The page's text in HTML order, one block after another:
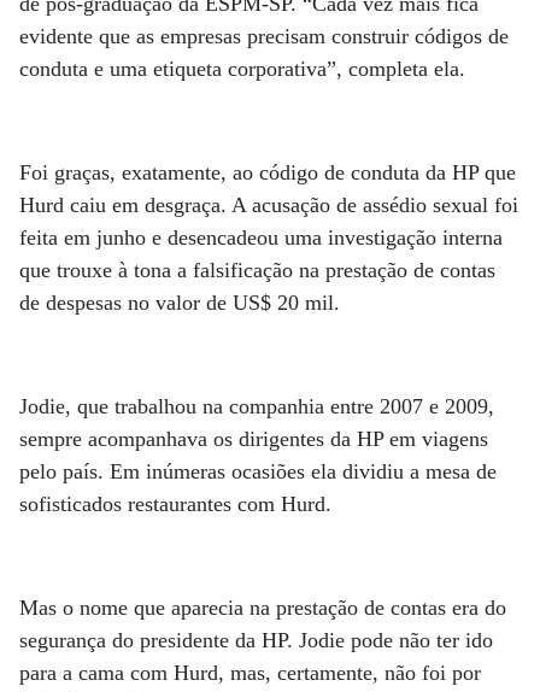
evidente que as empresas precisam construir códigos de
conduta e uma etiqueta corporativa”, completa ela.
Foi graças, exatamente, ao código de conduta da HP que
Hurd caiu em desgraça. A acusação de assédio sexual foi
feita em junho e desencadeou uma investigação interna
que trouxe à tona a falsificação na prestação de contas
de despesas no valor de US$ 20 mil.
Jodie, que trabalhou na companhia entre 2007 e 2009,
sempre acompanhava os dirigentes da HP em viagens
pelo país. Em inúmeras ocasiões ela dividiu a mesa de
sofisticados restaurantes com Hurd.
Mas o nome que aparecia na prestação de contas era do
segurança do presidente da HP. Jodie pode não ter ido
para a cama com Hurd, mas, certamente, não foi por